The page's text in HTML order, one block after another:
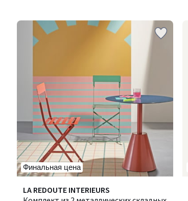
Финальная цена
LA REDOUTE INTERIEURS
4,3
Количество